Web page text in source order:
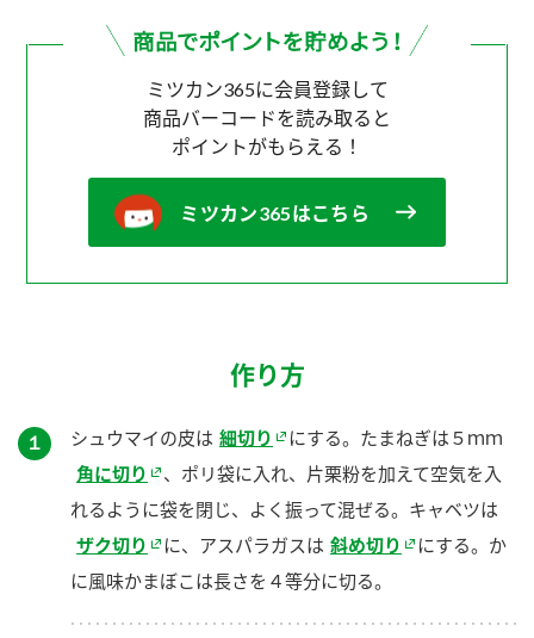
ミツカン365に会員登録して
商品バーコードを読み取ると
ポイントがもらえる！
ミツカン365はこちら
作り方
１ シュウマイの皮は 細切り
にする。たまねぎは５ｍｍ
角に切り
、ポリ袋に入れ、片栗粉を加えて空気を入
れるように袋を閉じ、よく振って混ぜる。キャベツは
ザク切り
に、アスパラガスは 斜め切り
にする。か
に風味かまぼこは長さを４等分に切る。